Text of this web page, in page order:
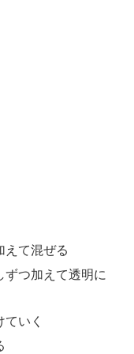
えて混ぜる
ずつ加えて透明に
いく